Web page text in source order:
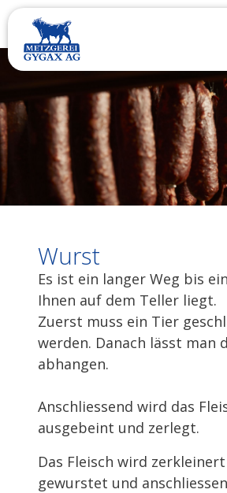
Wurst
Es ist ein langer Weg bis
Ihnen auf dem Teller liegt.
Zuerst muss ein Tier
werden. Danach lässt man
abhangen.
Anschliessend wird das
ausgebeint und zerlegt.
Das Fleisch wird
gewurstet und